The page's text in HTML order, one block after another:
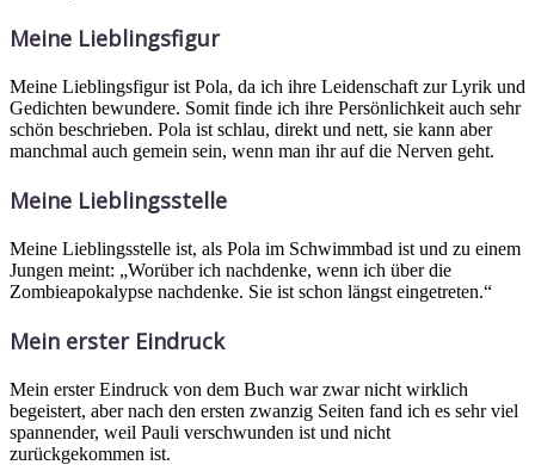
Meine Lieblingsfigur
Meine Lieblingsfigur ist Pola, da ich ihre Leidenschaft zur Lyrik und
Gedichten bewundere. Somit finde ich ihre Persönlichkeit auch sehr
schön beschrieben. Pola ist schlau, direkt und nett, sie kann aber
manchmal auch gemein sein, wenn man ihr auf die Nerven geht.
Meine Lieblingsstelle
Meine Lieblingsstelle ist, als Pola im Schwimmbad ist und zu einem
Jungen meint: „Worüber ich nachdenke, wenn ich über die
Zombieapokalypse nachdenke. Sie ist schon längst eingetreten.“
Mein erster Eindruck
Mein erster Eindruck von dem Buch war zwar nicht wirklich
begeistert, aber nach den ersten zwanzig Seiten fand ich es sehr viel
spannender, weil Pauli verschwunden ist und nicht
zurückgekommen ist.